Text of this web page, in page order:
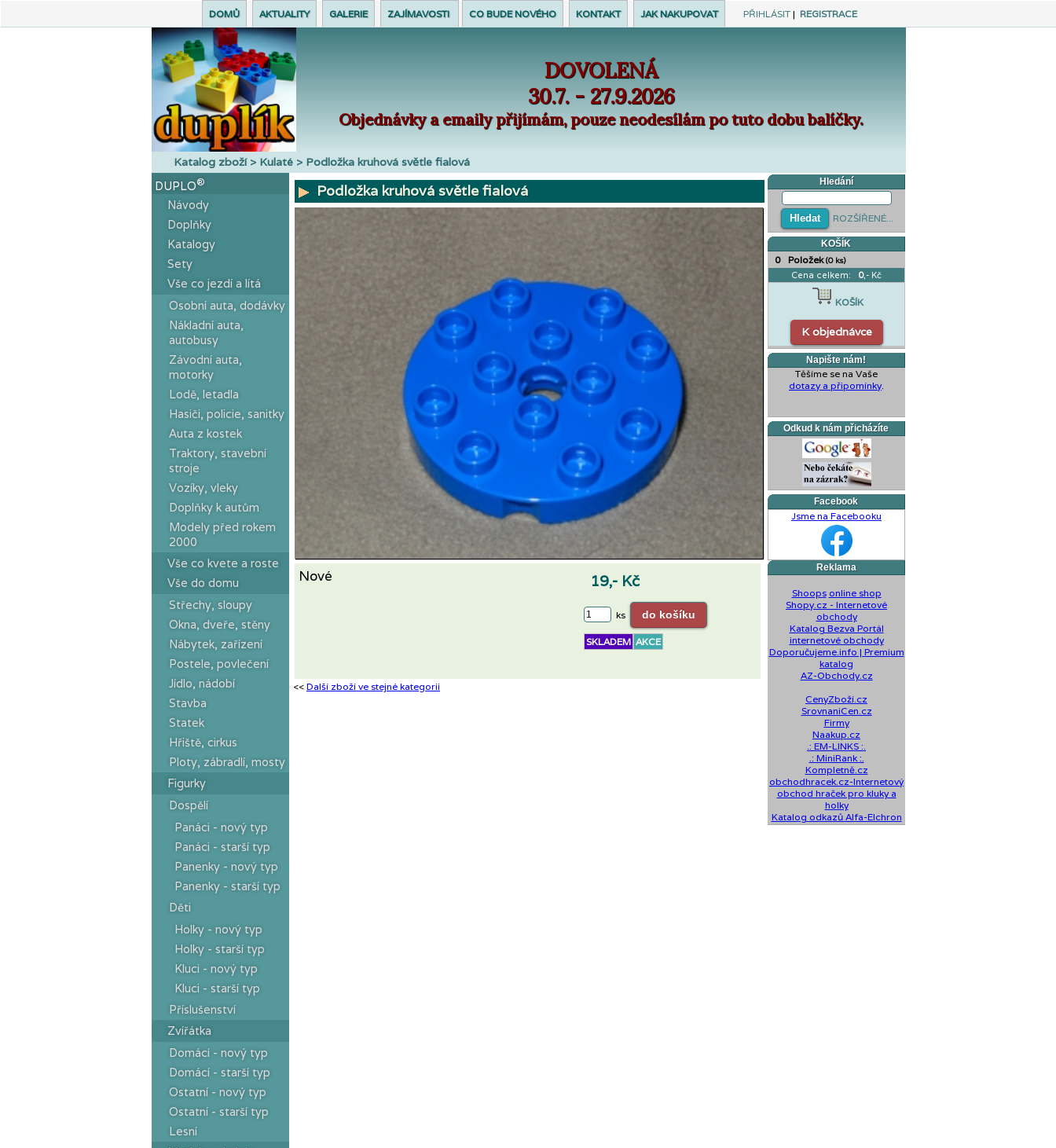
DOMŮ AKTUALITY GALERIE ZAJÍMAVOSTI CO BUDE NOVÉHO KONTAKT JAK NAKUPOVAT PŘIHLÁSIT | REGISTRACE
DOVOLENÁ
30.7. - 27.9.2026
Objednávky a emaily přijímám, pouze neodesílám po tuto dobu balíčky.
Katalog zboží > Kulaté > Podložka kruhová světle fialová
DUPLO®
Návody
Doplňky
Katalogy
Sety
Vše co jezdí a lítá
Osobní auta, dodávky
Nákladní auta,
autobusy
Závodní auta,
motorky
Lodě, letadla
Hasiči, policie, sanitky
Auta z kostek
Traktory, stavební
stroje
Vozíky, vleky
Doplňky k autům
Modely před rokem
2000
Vše co kvete a roste
Vše do domu
Střechy, sloupy
Okna, dveře, stěny
Nábytek, zařízení
Postele, povlečení
Jídlo, nádobí
Stavba
Statek
Hřiště, cirkus
Ploty, zábradlí, mosty
Figurky
Dospělí
Panáci - nový typ
Panáci - starší typ
Panenky - nový typ
Panenky - starší typ
Děti
Holky - nový typ
Holky - starší typ
Kluci - nový typ
Kluci - starší typ
Příslušenství
Zvířátka
Domácí - nový typ
Domácí - starší typ
Ostatní - nový typ
Ostatní - starší typ
Lesní
Podložka kruhová světle fialová
19,- Kč
ks
SKLADEM AKCE
Nové
<< Další zboží ve stejné kategorii
Hledání
ROZŠÍŘENÉ...
KOŠÍK
0 Položek(0 ks)
Cena celkem: 0,- Kč
KOŠÍK
K objednávce
Napište nám!
Těšíme se na Vaše
dotazy a připomínky.
Odkud k nám přicházíte
Facebook
Jsme na Facebooku
Reklama
Shoops online shop
Shopy.cz - Internetové
obchody
Katalog Bezva Portál
internetové obchody
Doporučujeme.info | Premium
katalog
AZ-Obchody.cz
CenyZboží.cz
SrovnaniCen.cz
Firmy
Naakup.cz
.: EM-LINKS :.
.: MiniRank :.
Kompletně.cz
obchodhracek.cz-Internetový
obchod hraček pro kluky a
holky
Katalog odkazů Alfa-Elchron